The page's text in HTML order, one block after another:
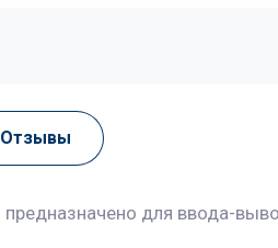
Отзывы
для ввода-